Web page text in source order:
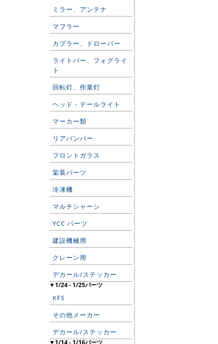
ミラー、アンテナ
マフラー
カプラー、ドローバー
ライトバー、フォグライ
ト
回転灯、作業灯
ヘッド・テールライト
マーカー類
リアバンパー
フロントガラス
架装パーツ
冷凍機
マルチシャーシ
YCC パーツ
建設機械用
クレーン用
デカール/ステッカー
▼1/24 - 1/25パーツ
KFS
その他メーカー
デカール/ステッカー
▼1/14 - 1/16パーツ